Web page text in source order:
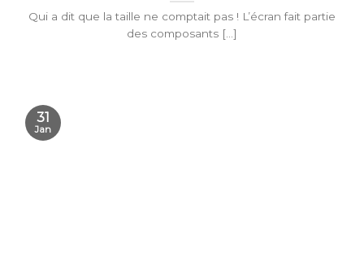
Qui a dit que la taille ne comptait pas ! L’écran fait partie
des composants [...]
31
Jan